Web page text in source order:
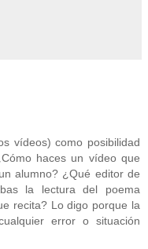
vídeos) como posibilidad
haces un vídeo que
alumno? ¿Qué editor de
la lectura del poema
recita? Lo digo porque la
error o situación